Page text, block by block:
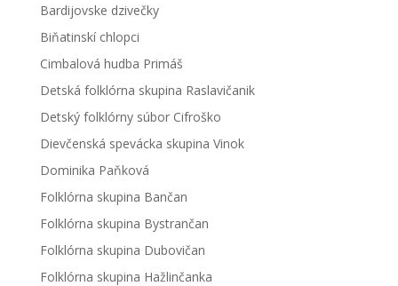
Bardijovske dzivečky
Biňatinskí chlopci
Cimbalová hudba Primáš
Detská folklórna skupina Raslavičanik
Detský folklórny súbor Cifroško
Dievčenská spevácka skupina Vinok
Dominika Paňková
Folklórna skupina Bančan
Folklórna skupina Bystrančan
Folklórna skupina Dubovičan
Folklórna skupina Hažlinčanka